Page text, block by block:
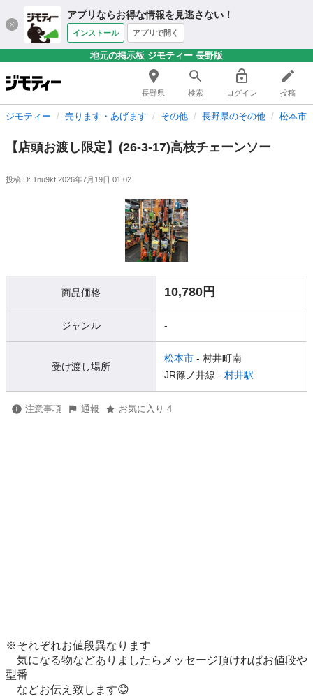
アプリならお得な情報を見逃さない！
インストール アプリで開く
地元の掲示板 ジモティー 長野版
長野県 検索 ログイン 投稿
ジモティー 売ります・あげます その他 長野県のその他 松本市
【店頭お渡し限定】(26-3-17)高枝チェーンソー
投稿ID: 1nu9kf 2026年7月19日 01:02
商品価格 10,780円
ジャンル -
受け渡し場所
松本市 - 村井町南
JR篠ノ井線 - 村井駅
注意事項 通報 お気に入り 4
※それぞれお値段異なります
気になる物などありましたらメッセージ頂ければお値段や
型番
などお伝え致します😊